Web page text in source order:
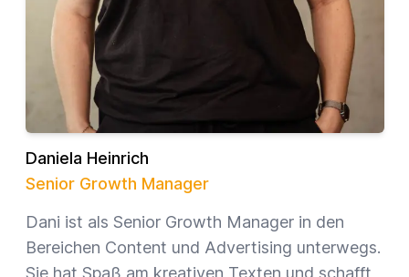
Daniela Heinrich
Senior Growth Manager
Dani ist als Senior Growth Manager in den
Bereichen Content und Advertising unterwegs.
Sie hat Spaß am kreativen Texten und schafft